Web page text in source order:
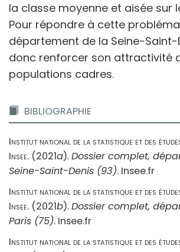
la classe moyenne et aisée sur
Pour répondre à cette
département de la Seine-Saint-
donc renforcer son attractivité
populations cadres.
BIBLIOGRAPHIE
Institut national de la statistique et des
Insee. (2021a).Dossier complet,
Seine-Saint-Denis (93). Insee.fr
Institut national de la statistique et des
Insee. (2021b).Dossier complet,
Paris (75). Insee.fr
Institut national de la statistique et des